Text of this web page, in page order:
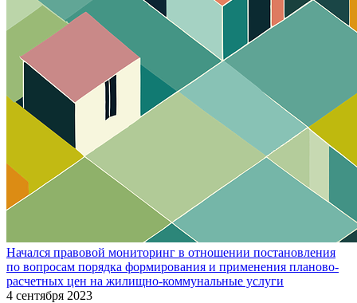
Начался правовой мониторинг в отношении постановления
по вопросам порядка формирования и применения планово-
расчетных цен на жилищно-коммунальные услуги
4 сентября 2023